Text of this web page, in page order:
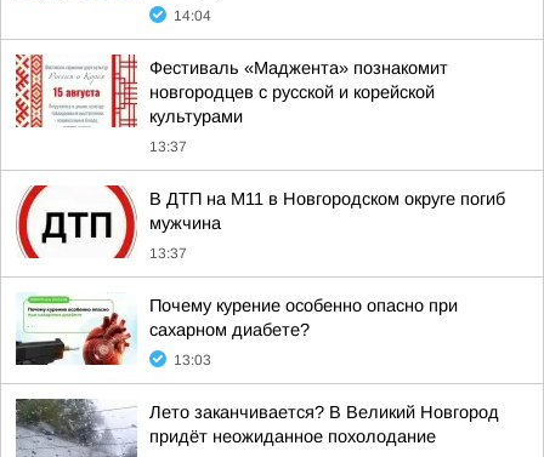
14:04
Фестиваль «Маджента» познакомит
новгородцев с русской и корейской
культурами
13:37
В ДТП на М11 в Новгородском округе погиб
мужчина
13:37
Почему курение особенно опасно при
сахарном диабете?
13:03
Лето заканчивается? В Великий Новгород
придёт неожиданное похолодание